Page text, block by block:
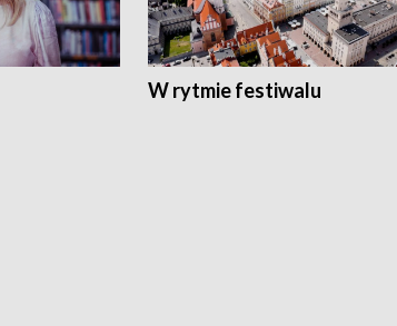
W rytmie festiwalu